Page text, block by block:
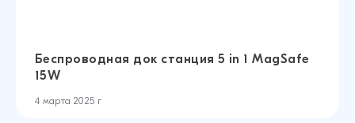
Беспроводная док станция 5 in 1 MagSafe
15W
4 марта 2025 г